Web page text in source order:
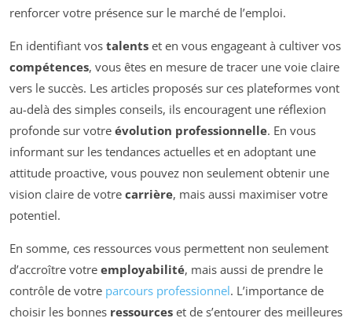
renforcer votre présence sur le marché de l’emploi.
En identifiant vos talents et en vous engageant à cultiver vos
compétences, vous êtes en mesure de tracer une voie claire
vers le succès. Les articles proposés sur ces plateformes vont
au-delà des simples conseils, ils encouragent une réflexion
profonde sur votre évolution professionnelle. En vous
informant sur les tendances actuelles et en adoptant une
attitude proactive, vous pouvez non seulement obtenir une
vision claire de votre carrière, mais aussi maximiser votre
potentiel.
En somme, ces ressources vous permettent non seulement
d’accroître votre employabilité, mais aussi de prendre le
contrôle de votre parcours professionnel. L’importance de
choisir les bonnes ressources et de s’entourer des meilleures